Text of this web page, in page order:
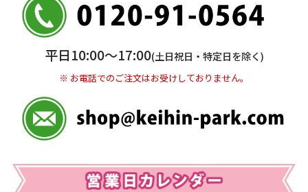
普通 7263489
＜口座名＞ カ）ディースタイル
※ 振込み手数料お客様ご負担。
平日10:00〜17:00(土日祝日・特定日を除く)
※ お電話でのご注文はお受けしておりません。